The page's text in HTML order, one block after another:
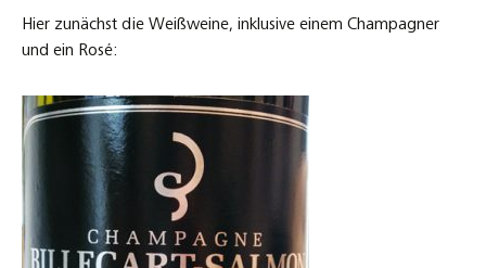
Hier zunächst die Weißweine, inklusive einem Champagner
und ein Rosé: